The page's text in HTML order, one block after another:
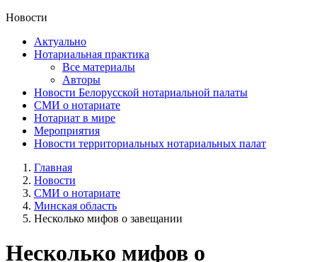
Новости
Актуально
Нотариальная практика
Все материалы
Авторы
Новости Белорусской нотариальной палаты
СМИ о нотариате
Нотариат в мире
Мероприятия
Новости территориальных нотариальных палат
Главная
Новости
СМИ о нотариате
Минская область
Несколько мифов о завещании
Несколько мифов о